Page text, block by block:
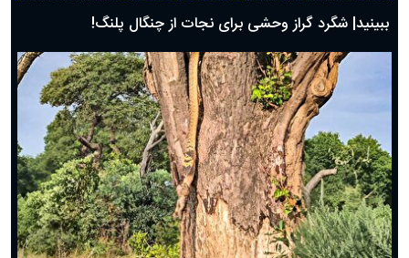
ببینید| شگرد گراز وحشی برای نجات از چنگال پلنگ!